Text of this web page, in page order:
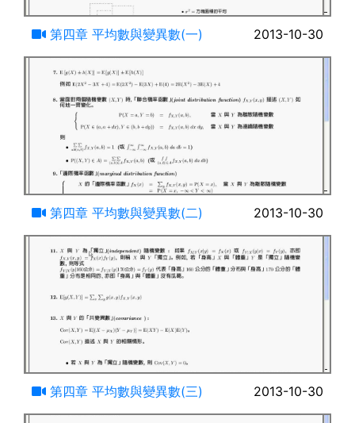
第四章 平均數與變異數(一) 2013-10-30
第四章 平均數與變異數(二) 2013-10-30
第四章 平均數與變異數(三) 2013-10-30